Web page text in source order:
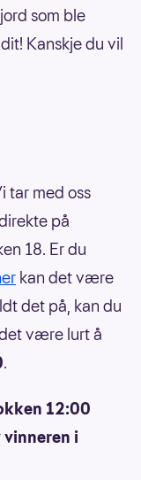
som ble
Kanskje du vil
tar med oss
på
18. Er du
kan det være
det på, kan du
være lurt å
.
12:00
i